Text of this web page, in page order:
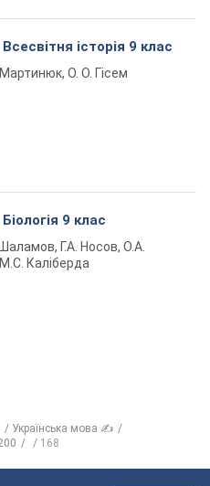
історія 9 клас
О. О. Гісем
9 клас
Г.А. Носов, О.А.
Каліберда
Українська мова ✍
168